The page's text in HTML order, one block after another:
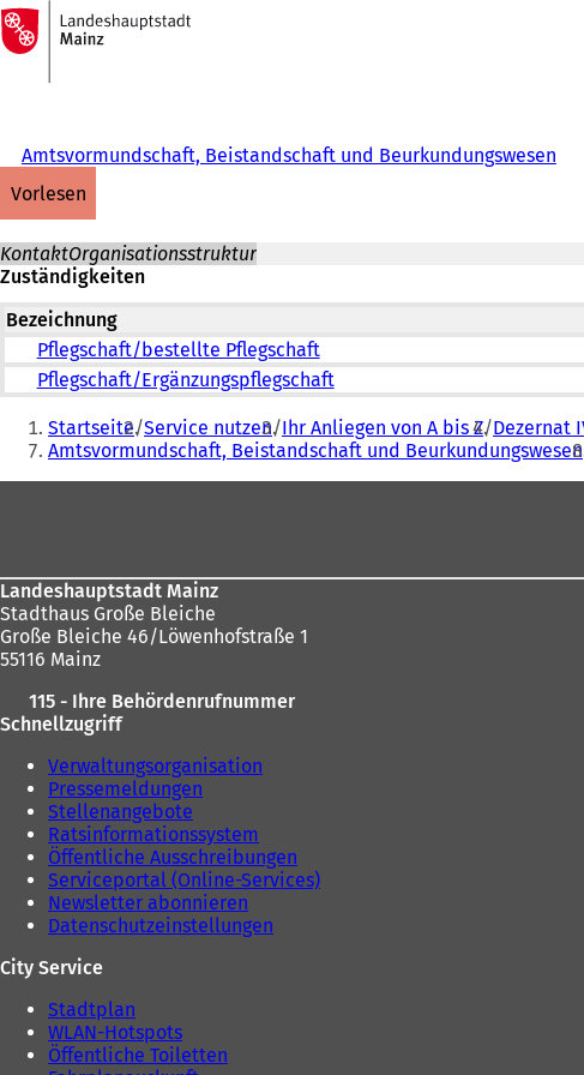
Inhalt anspringen
Zur
Startseite
Amtsvormundschaft, Beistandschaft und Beurkundungswesen
vorlesen
KontaktOrganisationsstruktur
Zuständigkeiten
Bezeichnung
Pflegschaft/bestellte Pflegschaft
Pflegschaft/Ergänzungspflegschaft
Sie
befinden
sich
Startseite Service nutzen Ihr Anliegen von A bis Z Dezernat
Amtsvormundschaft, Beistandschaft und Beurkundungswesen
Landeshauptstadt Mainz
Stadthaus Große Bleiche
Große Bleiche 46/Löwenhofstraße 1
55116 Mainz
115 - Ihre Behördenrufnummer
Schnellzugriff
Verwaltungsorganisation
Pressemeldungen
Stellenangebote
Ratsinformationssystem
Öffentliche Ausschreibungen
Serviceportal (Online-Services)
Newsletter abonnieren
Datenschutzeinstellungen
City Service
Stadtplan
WLAN-Hotspots
Öffentliche Toiletten